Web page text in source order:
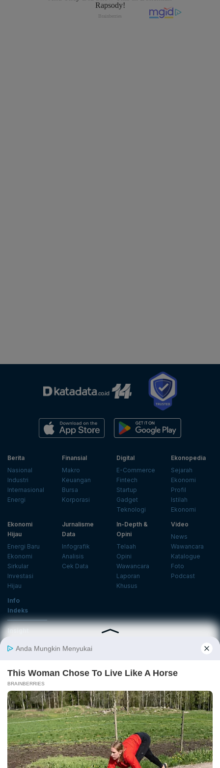
Berita
Nasional
Industri
Internasional
Energi
Finansial
Makro
Keuangan
Bursa
Korporasi
Digital
E-Commerce
Fintech
Startup
Gadget
Teknologi
Ekonopedia
Sejarah
Ekonomi
Profil
Istilah
Ekonomi
Ekonomi
Hijau
Energi Baru
Ekonomi
Sirkular
Investasi
Hijau
Jurnalisme
Data
Infografik
Analisis
Cek Data
In-Depth &
Opini
Telaah
Opini
Wawancara
Laporan
Khusus
Video
News
Wawancara
Katalogue
Foto
Podcast
Info
Indeks
Insight
Databoks
KatadataOto
Langganan Newsletter
Email
Daftar
Ikuti Kami